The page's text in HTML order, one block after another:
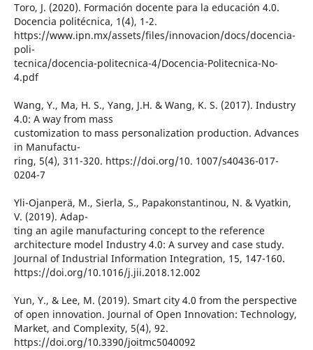
Toro, J. (2020). Formación docente para la educación 4.0.
Docencia politécnica, 1(4), 1-2.
https://www.ipn.mx/assets/files/innovacion/docs/docencia-
poli-
tecnica/docencia-politecnica-4/Docencia-Politecnica-No-
4.pdf
Wang, Y., Ma, H. S., Yang, J.H. & Wang, K. S. (2017). Industry
4.0: A way from mass
customization to mass personalization production. Advances
in Manufactu-
ring, 5(4), 311-320. https://doi.org/10. 1007/s40436-017-
0204-7
Yli-Ojanperä, M., Sierla, S., Papakonstantinou, N. & Vyatkin,
V. (2019). Adap-
ting an agile manufacturing concept to the reference
architecture model Industry 4.0: A survey and case study.
Journal of Industrial Information Integration, 15, 147-160.
https://doi.org/10.1016/j.jii.2018.12.002
Yun, Y., & Lee, M. (2019). Smart city 4.0 from the perspective
of open innovation. Journal of Open Innovation: Technology,
Market, and Complexity, 5(4), 92.
https://doi.org/10.3390/joitmc5040092